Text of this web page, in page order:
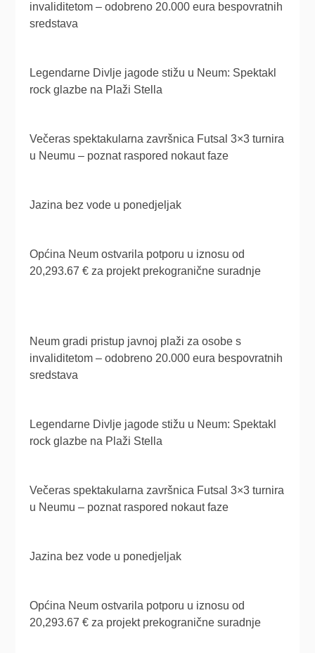
invaliditetom – odobreno 20.000 eura bespovratnih
sredstava
Legendarne Divlje jagode stižu u Neum: Spektakl
rock glazbe na Plaži Stella
Večeras spektakularna završnica Futsal 3×3 turnira
u Neumu – poznat raspored nokaut faze
Jazina bez vode u ponedjeljak
Općina Neum ostvarila potporu u iznosu od
20,293.67 € za projekt prekogranične suradnje
Neum gradi pristup javnoj plaži za osobe s
invaliditetom – odobreno 20.000 eura bespovratnih
sredstava
Legendarne Divlje jagode stižu u Neum: Spektakl
rock glazbe na Plaži Stella
Večeras spektakularna završnica Futsal 3×3 turnira
u Neumu – poznat raspored nokaut faze
Jazina bez vode u ponedjeljak
Općina Neum ostvarila potporu u iznosu od
20,293.67 € za projekt prekogranične suradnje